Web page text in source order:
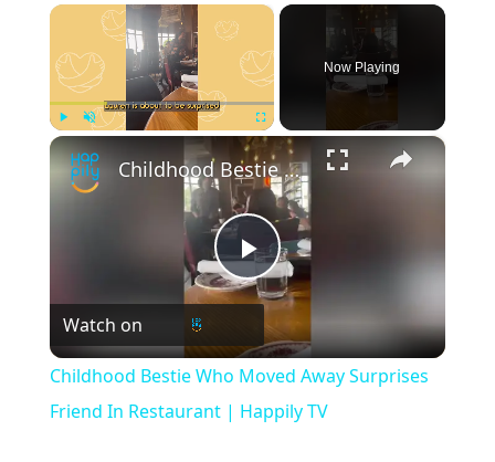
×
Fullscreen
Now Playing
×
P
l
a
Childhood Bestie Who Moved Away Surprises Friend In Restaurant | Happily TV
Watch on
Childhood Bestie Who Moved Away Surprises
Friend In Restaurant | Happily TV